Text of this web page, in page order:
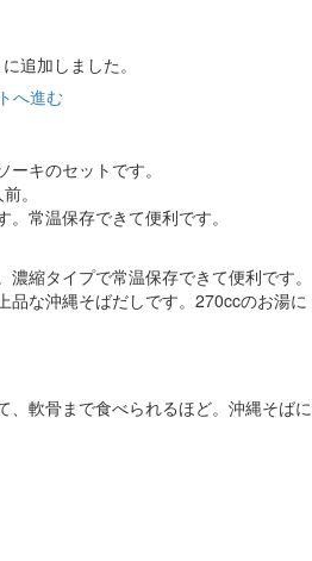
追加しました。
へ進む
キのセットです。
。
常温保存できて便利です。
縮タイプで常温保存できて便利です。
品な沖縄そばだしです。270ccのお湯に
、軟骨まで食べられるほど。沖縄そばに